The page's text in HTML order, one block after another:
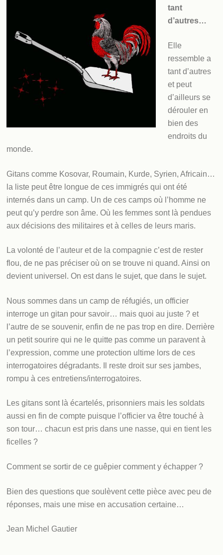
tant
d’autres…
Elle
ressemble a
tant d’autres
et peut
d’ailleurs se
dérouler en
bien des
endroits du
monde.
Gitans comme Kosovar, Roumain, Kurde, Syrien, Africain…
la liste peut être longue de ces immigrés qui ont été
internés dans un camp. Un de ces camps où l’homme ne
peut qu’y perdre son âme. Où les femmes sont là pendues
aux décisions des militaires et à celles de leurs maris.
La volonté de l’auteur et de la compagnie c’est de rester
flou, de ne pas préciser où on se trouve ni quand. Ainsi on
devient universel. On est dans le sujet, que dans le sujet.
Nous sommes dans un camp de réfugiés, un officier
interroge un gitan pour savoir… mais quoi au juste ? et
l’autre de se souvenir, enfin de ne pas trop en dire. Derrière
un petit sourire qui ne le quitte pas comme un paravent à
l’expression, comme une protection ultime lors de ces
interrogatoires dégradants. Il reste droit sur ses jambes,
rompu à ces entretiens/interrogatoires.
Les gitans sont là écartelés, prisonniers mais les soldats
aussi en fin de compte puisque l’officier va être touché à
son tour… chacun est pris dans une nasse, qui en tient les
ficelles ?
Comment se sortir de ce guêpier comment y échapper ?
Bien des questions que soulèvent cette pièce avec peu de
réponses, mais une mise en accusation certaine…
Jean Michel Gautier